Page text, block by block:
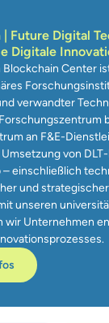
| Future Digital
Digitale
Blockchain Center
verwandter
an F&E-
von
– einschließlich
und
unseren
wir Unternehmen